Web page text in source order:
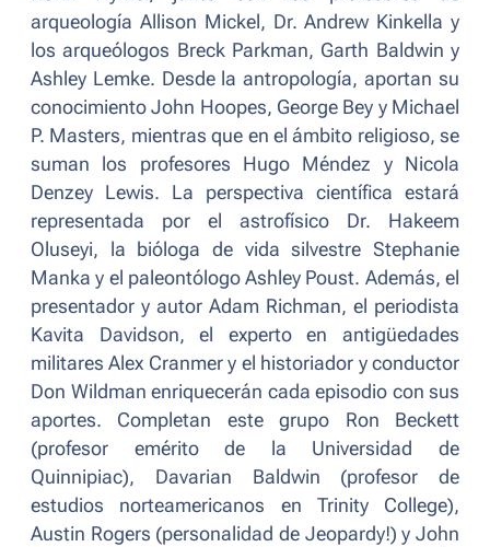
arqueología Allison Mickel, Dr. Andrew Kinkella y
los arqueólogos Breck Parkman, Garth Baldwin y
Ashley Lemke. Desde la antropología, aportan su
conocimiento John Hoopes, George Bey y Michael
P. Masters, mientras que en el ámbito religioso, se
suman los profesores Hugo Méndez y Nicola
Denzey Lewis. La perspectiva científica estará
representada por el astrofísico Dr. Hakeem
Oluseyi, la bióloga de vida silvestre Stephanie
Manka y el paleontólogo Ashley Poust. Además, el
presentador y autor Adam Richman, el periodista
Kavita Davidson, el experto en antigüedades
militares Alex Cranmer y el historiador y conductor
Don Wildman enriquecerán cada episodio con sus
aportes. Completan este grupo Ron Beckett
(profesor emérito de la Universidad de
Quinnipiac), Davarian Baldwin (profesor de
estudios norteamericanos en Trinity College),
Austin Rogers (personalidad de Jeopardy!) y John